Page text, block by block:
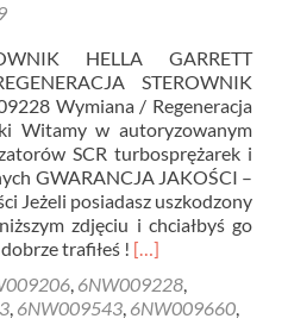
HELLA GARRETT
STEROWNIK
Wymiana / Regeneracja
Witamy w autoryzowanym
SCR turbosprężarek i
GWARANCJA JAKOŚCI –
Jeżeli posiadasz uszkodzony
zdjęciu i chciałbyś go
trafiłeś ! Read
about
REGENERACJA
[…]
, 6NW009228,
, 6NW009543, 6NW009660,